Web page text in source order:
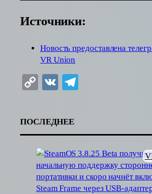
Источники:
Новость предоставлена
VR Union
Copy
VK
ПОСЛЕДНЕЕ